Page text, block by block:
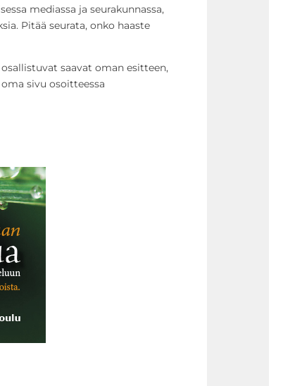
mediassa ja seurakunnassa,
Pitää seurata, onko haaste
saavat oman esitteen,
sivu osoitteessa